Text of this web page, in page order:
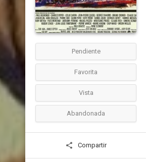
Pendiente
Favorita
Vista
Abandonada
Compartir